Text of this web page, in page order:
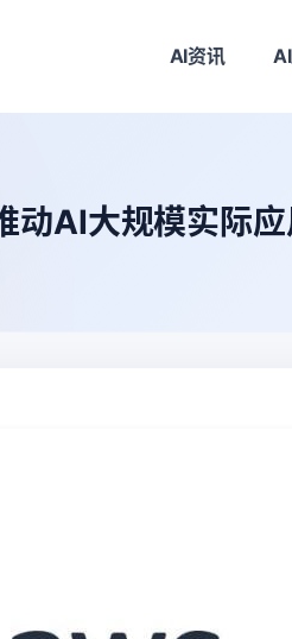
AI资讯
动AI大规模实际应